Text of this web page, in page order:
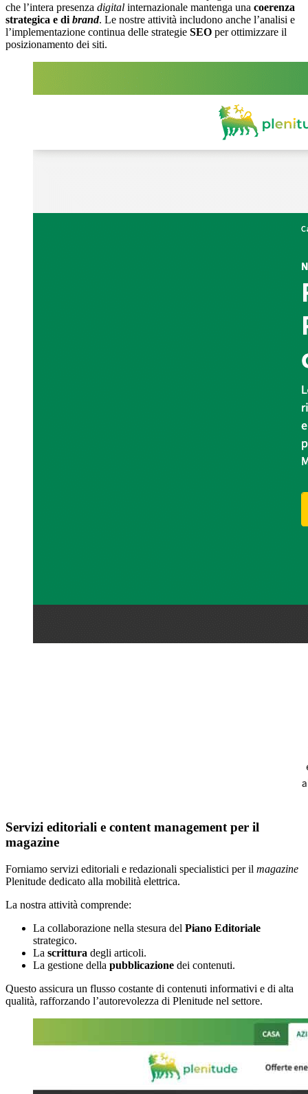
che l’intera presenza digital internazionale mantenga una coerenza
strategica e di brand. Le nostre attività includono anche l’analisi e
l’implementazione continua delle strategie SEO per ottimizzare il
posizionamento dei siti.
Servizi editoriali e content management per il
magazine
Forniamo servizi editoriali e redazionali specialistici per il magazine
Plenitude dedicato alla mobilità elettrica.
La nostra attività comprende:
La collaborazione nella stesura del Piano Editoriale
strategico.
La scrittura degli articoli.
La gestione della pubblicazione dei contenuti.
Questo assicura un flusso costante di contenuti informativi e di alta
qualità, rafforzando l’autorevolezza di Plenitude nel settore.